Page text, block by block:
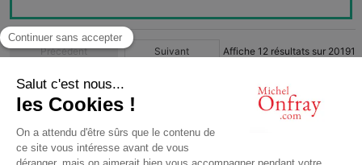
Précédent Suivant Affiche 12 résultats sur 20191
1
© Michel Onfray 2016